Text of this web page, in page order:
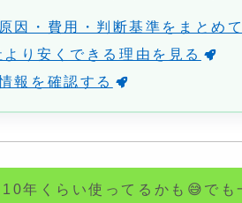
因・費用・判断基準をまとめ
り安くできる理由を見る
報を確認する
年くらい使ってるかも😅でも